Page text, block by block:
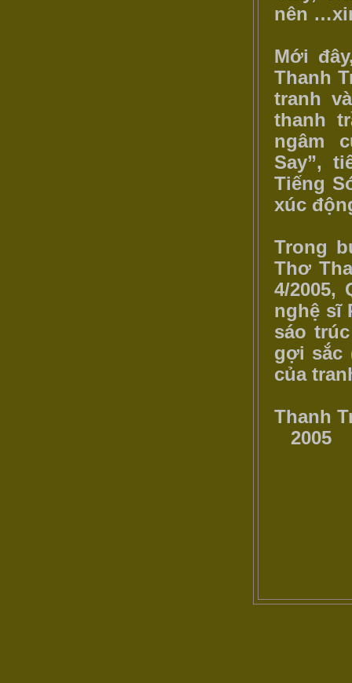
nên
Mới
Thanh
tranh
thanh
ngâm
Say”,
Tiếng
xúc
Trong
Thơ
4/2005,
nghệ sĩ
sáo
gợi sắc
của
Thanh
2005